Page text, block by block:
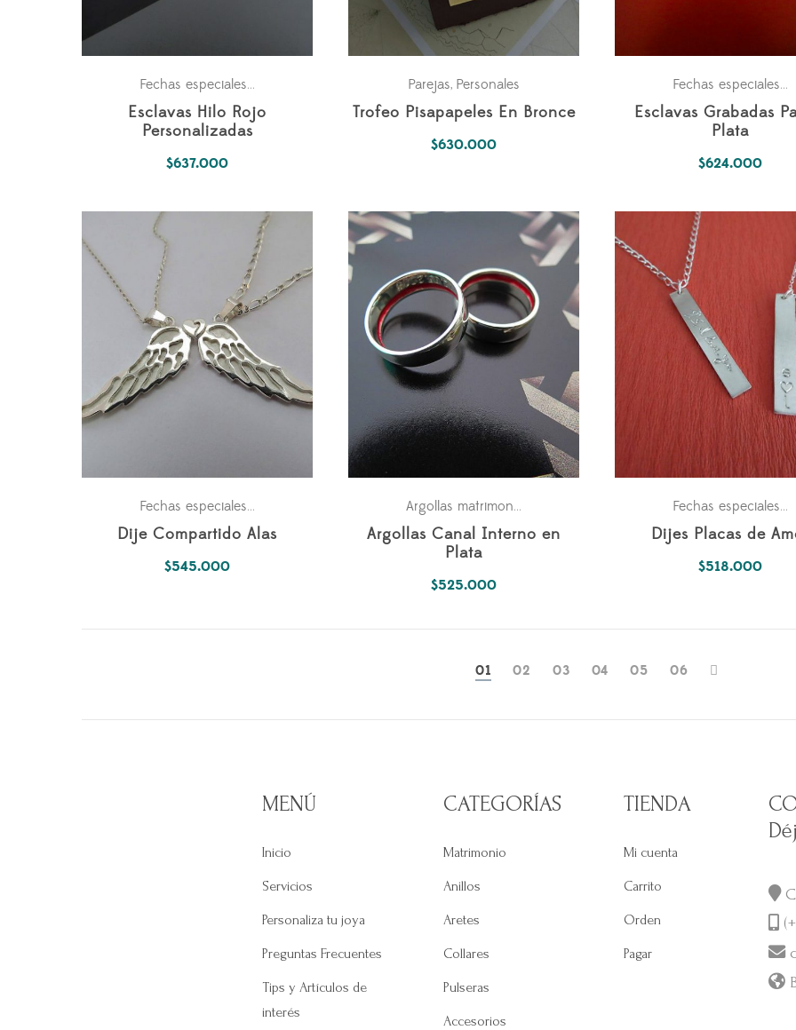
Fechas especiales
,Para los dos
Esclavas Hilo Rojo
Personalizadas
$637.000
Parejas, Personales
Trofeo Pisapapeles En Bronce
$630.000
Fechas especiales
,
Esclavas Grabadas
Plata
$624.000
Fechas especiales
,Para los dos
Dije Compartido Alas
$545.000
Argollas matrimonio Parejas
Argollas Canal Interno en
Plata
$525.000
Fechas especiales
,
Dijes Placas de
$518.000
01 02 03 04 05 06
MENÚ
Inicio
Servicios
Personaliza tu joya
Preguntas Frecuentes
Tips y Artículos de
interés
CATEGORÍAS
Matrimonio
Anillos
Aretes
Collares
Pulseras
Accesorios
TIENDA
Mi cuenta
Carrito
Orden
Pagar